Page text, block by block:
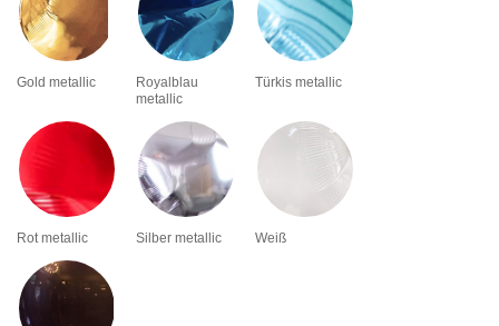
Gold metallic
Royalblau
metallic
Türkis metallic
Rot metallic Silber metallic Weiß